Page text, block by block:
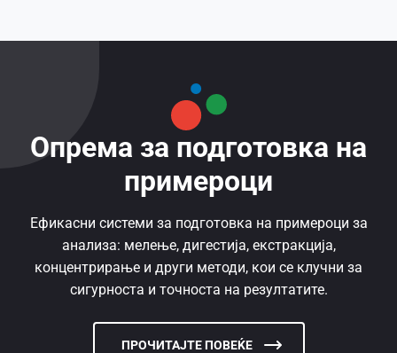
Опрема за подготовка на
примероци
Ефикасни системи за подготовка на примероци за
анализа: мелење, дигестија, екстракција,
концентрирање и други методи, кои се клучни за
сигурноста и точноста на резултатите.
ПРОЧИТАЈТЕ ПОВЕЌЕ